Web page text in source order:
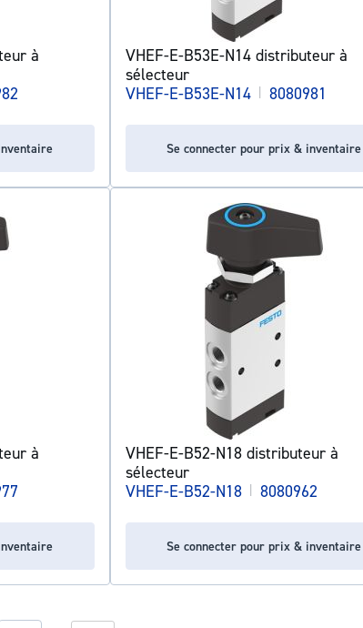
à
VHEF-E-B53E-N14 distributeur à
sélecteur
VHEF-E-B53E-N14 | 8080981
Se connecter pour prix & inventaire
à
VHEF-E-B52-N18 distributeur à
sélecteur
VHEF-E-B52-N18 | 8080962
Se connecter pour prix & inventaire